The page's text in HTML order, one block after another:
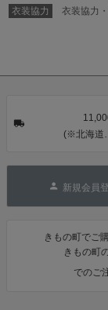
ワンピ
単着付
衣装協力 衣装協力
(※北海道
新規会員
きもの町でご
きもの町
でのご